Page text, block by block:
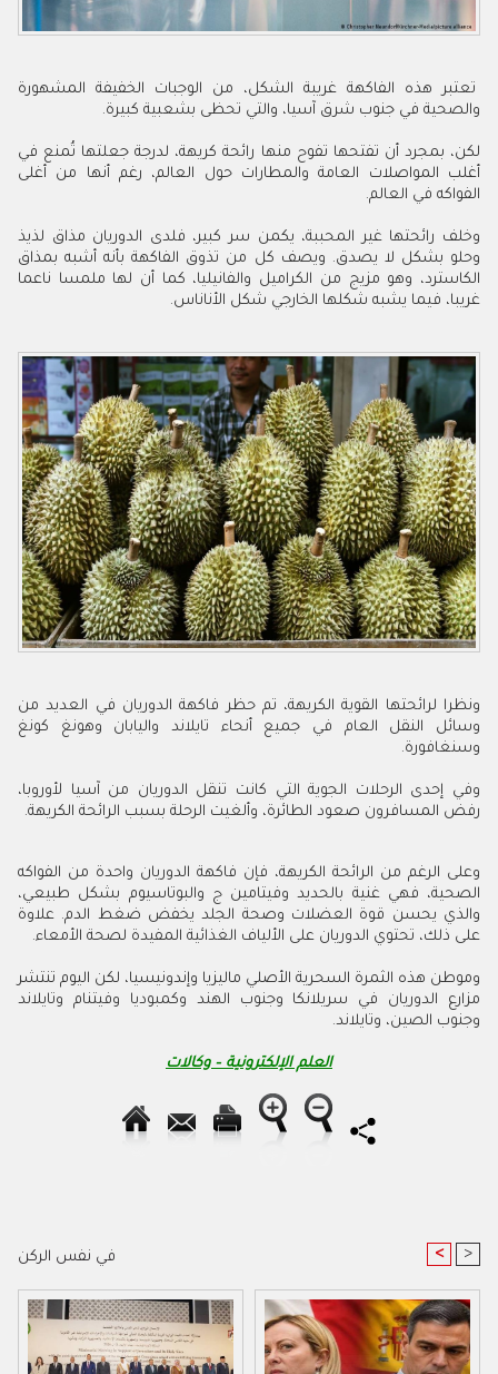
تعتبر هذه الفاكهة غريبة الشكل، من الوجبات الخفيفة المشهورة
والصحية في جنوب شرق آسيا، والتي تحظى بشعبية كبيرة.
لكن، بمجرد أن تفتحها تفوح منها رائحة كريهة، لدرجة جعلتها تُمنع في
أغلب المواصلات العامة والمطارات حول العالم، رغم أنها من أغلى
الفواكه في العالم.
وخلف رائحتها غير المحببة، يكمن سر كبير، فلدى الدوريان مذاق لذيذ
وحلو بشكل لا يصدق. ويصف كل من تذوق الفاكهة بأنه أشبه بمذاق
الكاسترد، وهو مزيج من الكراميل والفانيليا، كما أن لها ملمسا ناعما
غريبا، فيما يشبه شكلها الخارجي شكل الأناناس.
ونظرا لرائحتها القوية الكريهة، تم حظر فاكهة الدوريان في العديد من
وسائل النقل العام في جميع أنحاء تايلاند واليابان وهونغ كونغ
وسنغافورة.
وفي إحدى الرحلات الجوية التي كانت تنقل الدوريان من آسيا لأوروبا،
رفض المسافرون صعود الطائرة، وألغيت الرحلة بسبب الرائحة الكريهة.
وعلى الرغم من الرائحة الكريهة، فإن فاكهة الدوريان واحدة من الفواكه
الصحية، فهي غنية بالحديد وفيتامين ج والبوتاسيوم بشكل طبيعي،
والذي يحسن قوة العضلات وصحة الجلد يخفض ضغط الدم. علاوة
على ذلك، تحتوي الدوريان على الألياف الغذائية المفيدة لصحة الأمعاء.
وموطن هذه الثمرة السحرية الأصلي ماليزيا وإندونيسيا، لكن اليوم تنتشر
مزارع الدوريان في سريلانكا وجنوب الهند وكمبوديا وفيتنام وتايلاند
وجنوب الصين، وتايلاند.
العلم الإلكترونية – وكالات
في نفس الركن < >